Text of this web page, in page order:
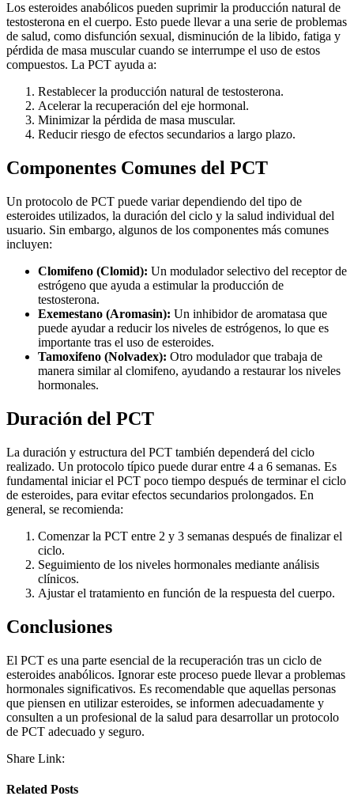
Los esteroides anabólicos pueden suprimir la producción natural de
testosterona en el cuerpo. Esto puede llevar a una serie de problemas
de salud, como disfunción sexual, disminución de la libido, fatiga y
pérdida de masa muscular cuando se interrumpe el uso de estos
compuestos. La PCT ayuda a:
Restablecer la producción natural de testosterona.
Acelerar la recuperación del eje hormonal.
Minimizar la pérdida de masa muscular.
Reducir riesgo de efectos secundarios a largo plazo.
Componentes Comunes del PCT
Un protocolo de PCT puede variar dependiendo del tipo de
esteroides utilizados, la duración del ciclo y la salud individual del
usuario. Sin embargo, algunos de los componentes más comunes
incluyen:
Clomifeno (Clomid): Un modulador selectivo del receptor de
estrógeno que ayuda a estimular la producción de
testosterona.
Exemestano (Aromasin): Un inhibidor de aromatasa que
puede ayudar a reducir los niveles de estrógenos, lo que es
importante tras el uso de esteroides.
Tamoxifeno (Nolvadex): Otro modulador que trabaja de
manera similar al clomifeno, ayudando a restaurar los niveles
hormonales.
Duración del PCT
La duración y estructura del PCT también dependerá del ciclo
realizado. Un protocolo típico puede durar entre 4 a 6 semanas. Es
fundamental iniciar el PCT poco tiempo después de terminar el ciclo
de esteroides, para evitar efectos secundarios prolongados. En
general, se recomienda:
Comenzar la PCT entre 2 y 3 semanas después de finalizar el
ciclo.
Seguimiento de los niveles hormonales mediante análisis
clínicos.
Ajustar el tratamiento en función de la respuesta del cuerpo.
Conclusiones
El PCT es una parte esencial de la recuperación tras un ciclo de
esteroides anabólicos. Ignorar este proceso puede llevar a problemas
hormonales significativos. Es recomendable que aquellas personas
que piensen en utilizar esteroides, se informen adecuadamente y
consulten a un profesional de la salud para desarrollar un protocolo
de PCT adecuado y seguro.
Share Link:
Related Posts